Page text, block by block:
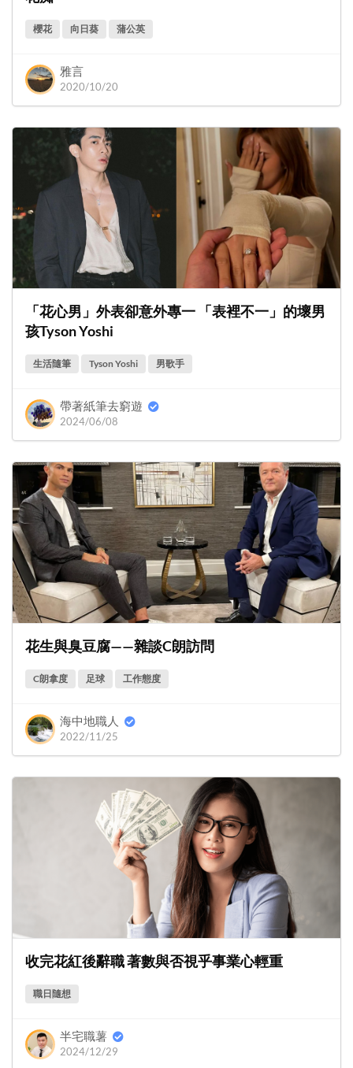
櫻花 向日葵 蒲公英
雅言
2020/10/20
「花心男」外表卻意外專一 「表裡不一」的壞男
孩Tyson Yoshi
生活隨筆 Tyson Yoshi 男歌手
帶著紙筆去窮遊
2024/06/08
花生與臭豆腐——雜談C朗訪問
C朗拿度 足球 工作態度
海中地職人
2022/11/25
收完花紅後辭職 著數與否視乎事業心輕重
職日隨想
半宅職薯
2024/12/29